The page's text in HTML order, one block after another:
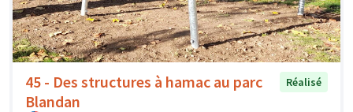
45 - Des structures à hamac au parc
Blandan
Réalisé